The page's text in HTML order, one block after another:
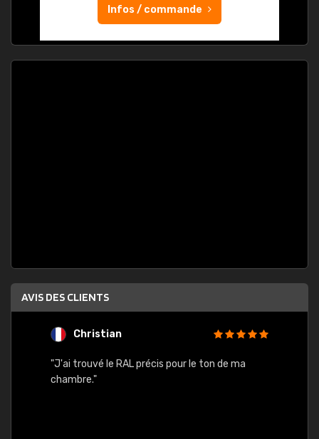
Infos / commande
AVIS DES CLIENTS
Christian
"J'ai trouvé le RAL précis pour le ton de ma
chambre."